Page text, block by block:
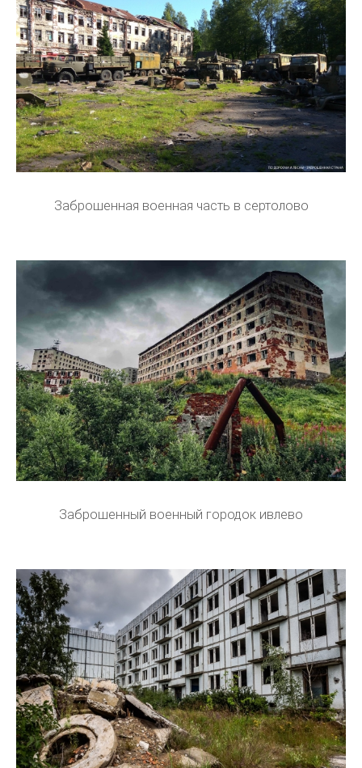
Заброшенная военная часть в сертолово
Заброшенный военный городок ивлево